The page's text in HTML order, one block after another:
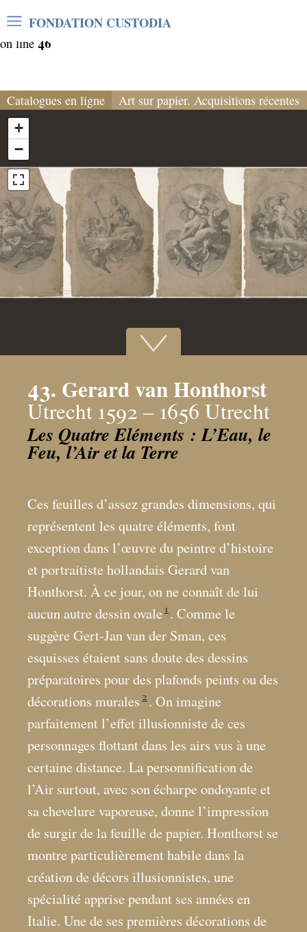
Warning: Undefined array key "var_mode" in
/home/clients/06cf3fb6db0bf3383064f508e4e3b220/
on line 46
FONDATION CUSTODIA
Catalogues en ligne Art sur papier. Acquisitions récentes
+
−
43. Gerard van Honthorst
Utrecht 1592 – 1656 Utrecht
Les Quatre Eléments : L’Eau, le
Feu, l’Air et la Terre
Ces feuilles d’assez grandes dimensions, qui
représentent les quatre éléments, font
exception dans l’œuvre du peintre d’histoire
et portraitiste hollandais Gerard van
Honthorst. À ce jour, on ne connaît de lui
aucun autre dessin ovale 1 . Comme le
suggère Gert-Jan van der Sman, ces
esquisses étaient sans doute des dessins
préparatoires pour des plafonds peints ou des
décorations murales 2 . On imagine
parfaitement l’effet illusionniste de ces
personnages flottant dans les airs vus à une
certaine distance. La personnification de
l’Air surtout, avec son écharpe ondoyante et
sa chevelure vaporeuse, donne l’impression
de surgir de la feuille de papier. Honthorst se
montre particulièrement habile dans la
création de décors illusionnistes, une
spécialité apprise pendant ses années en
Italie. Une de ses premières décorations de